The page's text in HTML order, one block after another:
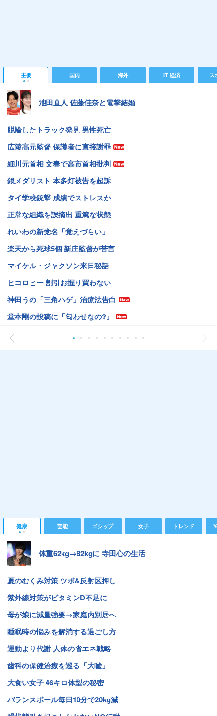
主要 国内 海外 IT 経済 ス
池田直人 佐藤佳奈と電撃結婚
脱輪したトラック発見 男性死亡
広陵高元監督 保護者に直接謝罪
細川元首相 文春で高市首相批判
銀メダリスト 本多灯被告を起訴
タイ学校銃撃 成績でストレスか
正常な組織を誤摘出 重篤な状態
れいわの新党名「覚えづらい」
楽天から死球5個 新庄監督が苦言
マイケル・ジャクソン来日秘話
ヒコロヒー 割引お握り買わない
神田うの「三角ハゲ」治療法告白
堂本剛の投稿に「匂わせなの?」
健康 芸能 ゴシップ 女子 トレンド
体重62kg→82kgに 寺田心の生活
夏のむくみ対策 ツボ&反射区押し
紫外線対策がビタミンD不足に
母が娘に減量強要→家庭内別居へ
睡眠時の悩みを解消する過ごし方
運動より代謝 人体の省エネ戦略
歯科の保健治療を巡る「大嘘」
大食い女子 46キロ体型の秘密
バランスボール毎日10分で20kg減